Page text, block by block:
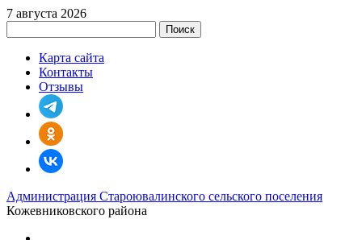
7 августа 2026
Поиск
Карта сайта
Контакты
Отзывы
Администрация Староювалинского сельского поселения
Кожевниковского района